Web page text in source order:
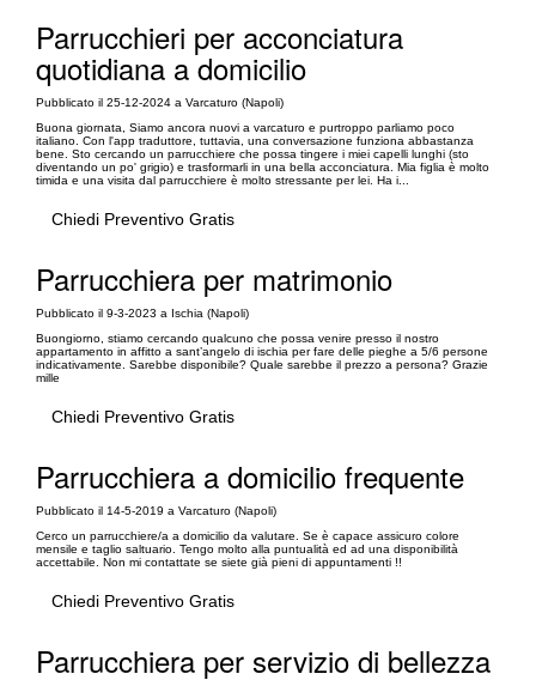
Parrucchieri per acconciatura
quotidiana a domicilio
Pubblicato il 25-12-2024 a Varcaturo (Napoli)
Buona giornata, Siamo ancora nuovi a varcaturo e purtroppo parliamo poco
italiano. Con l'app traduttore, tuttavia, una conversazione funziona abbastanza
bene. Sto cercando un parrucchiere che possa tingere i miei capelli lunghi (sto
diventando un po' grigio) e trasformarli in una bella acconciatura. Mia figlia è molto
timida e una visita dal parrucchiere è molto stressante per lei. Ha i...
Chiedi Preventivo Gratis
Parrucchiera per matrimonio
Pubblicato il 9-3-2023 a Ischia (Napoli)
Buongiorno, stiamo cercando qualcuno che possa venire presso il nostro
appartamento in affitto a sant’angelo di ischia per fare delle pieghe a 5/6 persone
indicativamente. Sarebbe disponibile? Quale sarebbe il prezzo a persona? Grazie
mille
Chiedi Preventivo Gratis
Parrucchiera a domicilio frequente
Pubblicato il 14-5-2019 a Varcaturo (Napoli)
Cerco un parrucchiere/a a domicilio da valutare. Se è capace assicuro colore
mensile e taglio saltuario. Tengo molto alla puntualità ed ad una disponibilità
accettabile. Non mi contattate se siete già pieni di appuntamenti !!
Chiedi Preventivo Gratis
Parrucchiera per servizio di bellezza